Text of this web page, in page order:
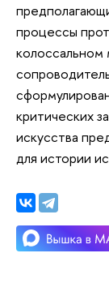
процессы
критических
искусства
для истории